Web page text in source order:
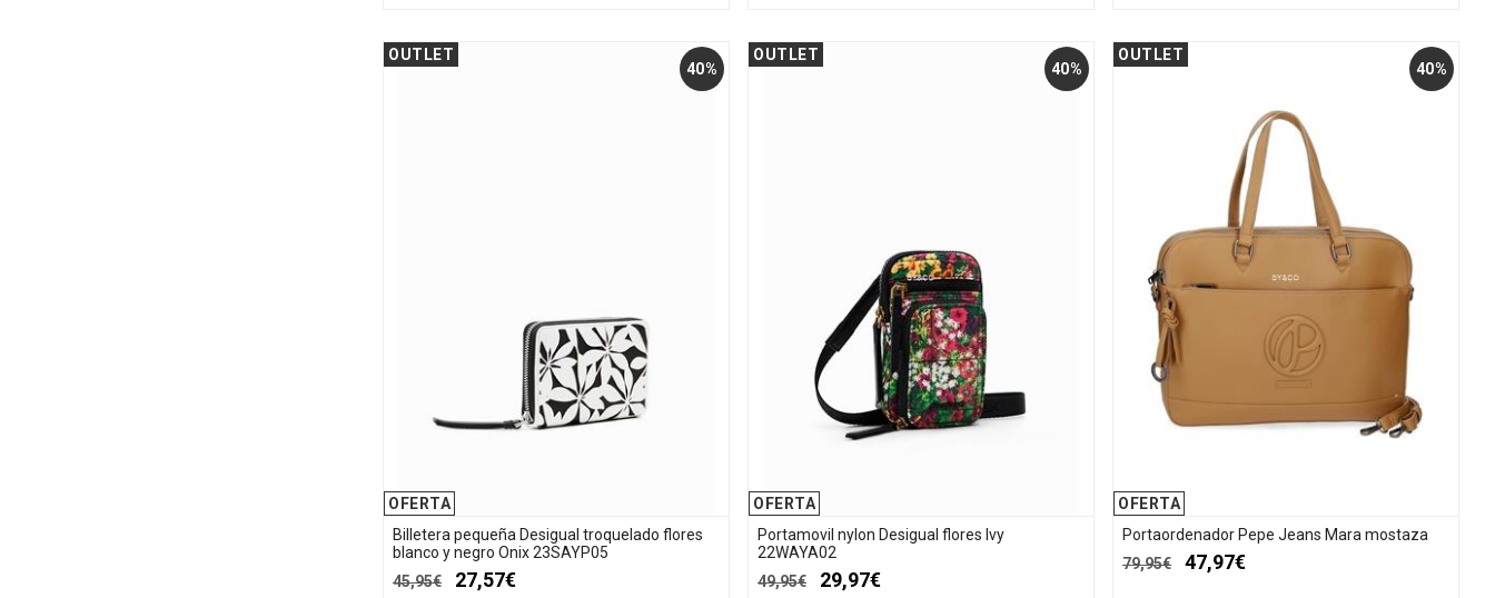
40%
OFERTA
OUTLET
Billetera pequeña Desigual troquelado flores
blanco y negro Onix 23SAYP05
45,95€
27,57€
40%
OFERTA
OUTLET
Portamovil nylon Desigual flores Ivy
22WAYA02
49,95€
29,97€
40%
OFERTA
OUTLET
Portaordenador Pepe Jeans Mara mostaza
79,95€
47,97€